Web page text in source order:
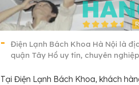
Điện Lạnh Bách Khoa Hà Nội là
quận Tây Hồ uy tín, chuyên
Tại Điện Lạnh Bách Khoa, khách